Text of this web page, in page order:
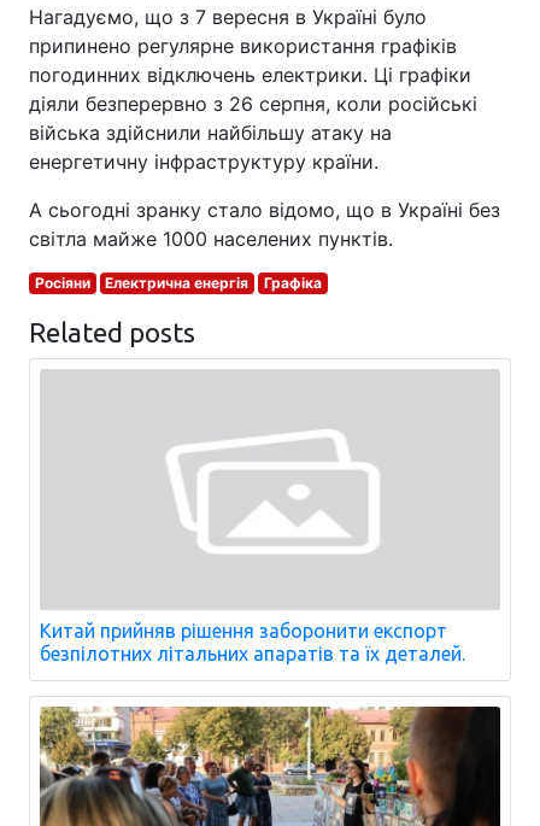
Нагадуємо, що з 7 вересня в Україні було
припинено регулярне використання графіків
погодинних відключень електрики. Ці графіки
діяли безперервно з 26 серпня, коли російські
війська здійснили найбільшу атаку на
енергетичну інфраструктуру країни.
А сьогодні зранку стало відомо, що в Україні без
світла майже 1000 населених пунктів.
Росіяни Електрична енергія Графіка
Related posts
Китай прийняв рішення заборонити експорт
безпілотних літальних апаратів та їх деталей.